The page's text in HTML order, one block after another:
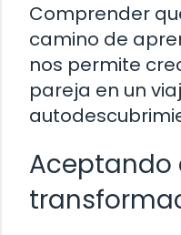
Comprender
camino de
nos permite
pareja en un
Aceptando